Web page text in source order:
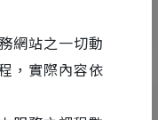
網站之一切動
，實際內容依